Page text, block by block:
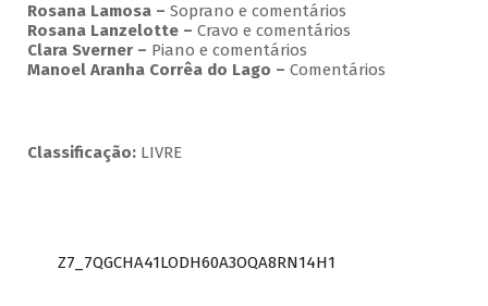
Rosana Lamosa – Soprano e comentários
Rosana Lanzelotte – Cravo e comentários
Clara Sverner – Piano e comentários
Manoel Aranha Corrêa do Lago – Comentários
Classificação:LIVRE
Z7_7QGCHA41LODH60A3OQA8RN14H1